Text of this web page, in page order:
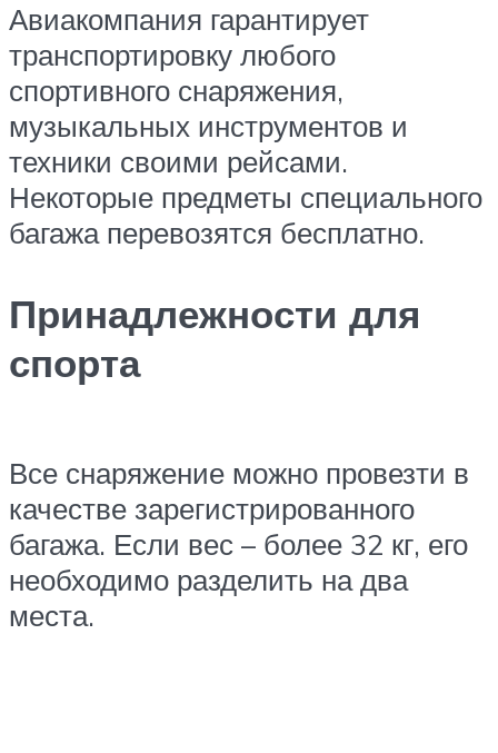
Авиакомпания гарантирует
транспортировку любого
спортивного снаряжения,
музыкальных инструментов и
техники своими рейсами.
Некоторые предметы специального
багажа перевозятся бесплатно.
Принадлежности для
спорта
Все снаряжение можно провезти в
качестве зарегистрированного
багажа. Если вес – более 32 кг, его
необходимо разделить на два
места.